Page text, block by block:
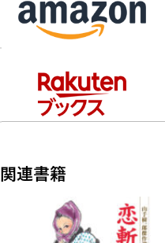
こで待っていたのは──。
自ら幕臣の鏡と豪語し、日
唸りを上げる妖刀村正を手
関連書籍